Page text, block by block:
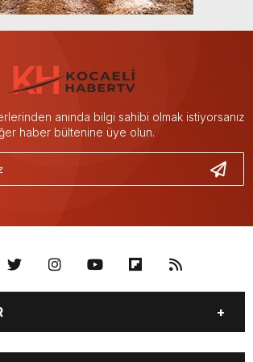
anında bilgi sahibi olmak istiyorsanız
haber bültenine üye olun.
SEKTÖR ÖZEL